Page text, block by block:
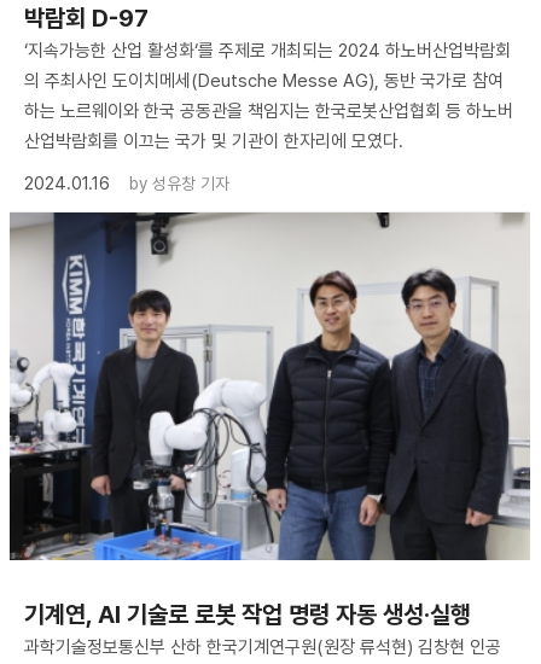
박람회 D-97
‘지속가능한 산업 활성화‘를 주제로 개최되는 2024 하노버산업박람회
의 주최사인 도이치메세(Deutsche Messe AG), 동반 국가로 참여
하는 노르웨이와 한국 공동관을 책임지는 한국로봇산업협회 등 하노버
산업박람회를 이끄는 국가 및 기관이 한자리에 모였다.
2024.01.16
by 성유창 기자
기계연, AI 기술로 로봇 작업 명령 자동 생성·실행
과학기술정보통신부 산하 한국기계연구원(원장 류석현) 김창현 인공